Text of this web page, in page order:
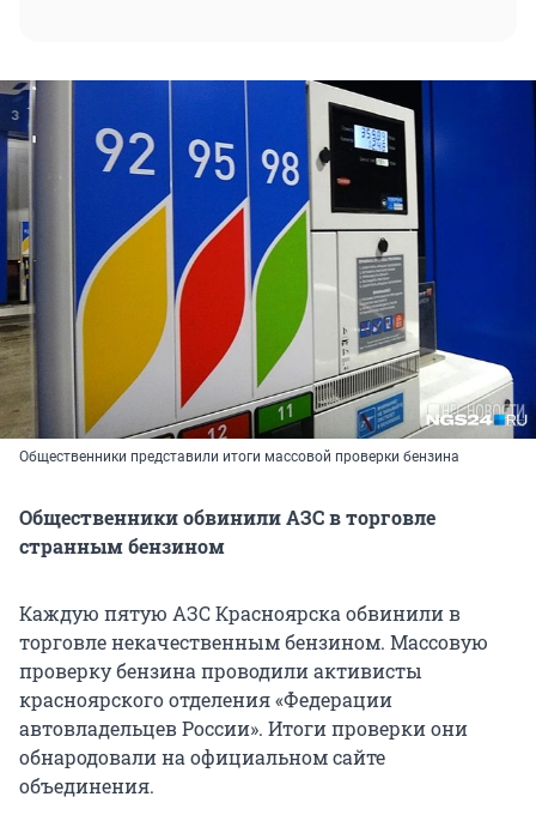
Общественники представили итоги массовой проверки бензина
Общественники обвинили АЗС в торговле
странным бензином
Каждую пятую АЗС Красноярска обвинили в
торговле некачественным бензином. Массовую
проверку бензина проводили активисты
красноярского отделения «Федерации
автовладельцев России». Итоги проверки они
обнародовали на официальном сайте
объединения.